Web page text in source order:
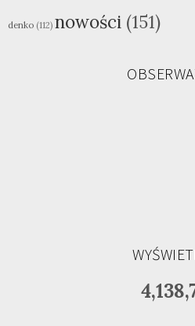
denko (112) nowości (151)